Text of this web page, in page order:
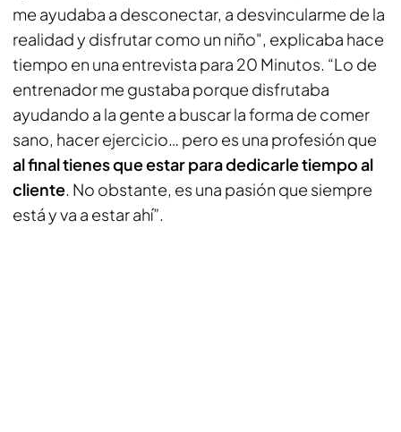
me ayudaba a desconectar, a desvincularme de la
realidad y disfrutar como un niño", explicaba hace
tiempo en una entrevista para 20 Minutos. “Lo de
entrenador me gustaba porque disfrutaba
ayudando a la gente a buscar la forma de comer
sano, hacer ejercicio… pero es una profesión que
al final tienes que estar para dedicarle tiempo al
cliente. No obstante, es una pasión que siempre
está y va a estar ahí”.